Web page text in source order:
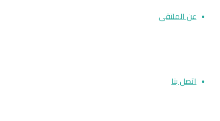
عن الملتقى
اتصل بنا